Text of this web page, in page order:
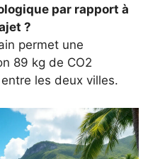
par rapport à
?
permet une
89 kg de CO2
les deux villes.